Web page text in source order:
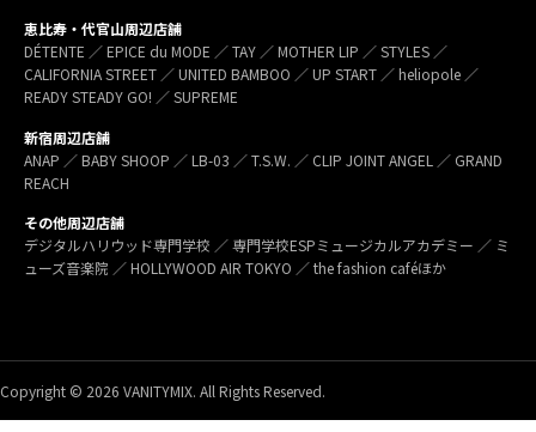
恵比寿・代官山周辺店舗
DÉTENTE ／ EPICE du MODE ／ TAY ／ MOTHER LIP ／ STYLES ／
CALIFORNIA STREET ／ UNITED BAMBOO ／ UP START ／ heliopole ／
READY STEADY GO! ／ SUPREME
新宿周辺店舗
ANAP ／ BABY SHOOP ／ LB-03 ／ T.S.W. ／ CLIP JOINT ANGEL ／ GRAND
REACH
その他周辺店舗
デジタルハリウッド専門学校 ／ 専門学校ESPミュージカルアカデミー ／ ミ
ューズ音楽院 ／ HOLLYWOOD AIR TOKYO ／ the fashion caféほか
Copyright © 2026 VANITYMIX. All Rights Reserved.